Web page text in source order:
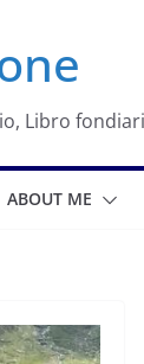
Libro
ABOUT ME